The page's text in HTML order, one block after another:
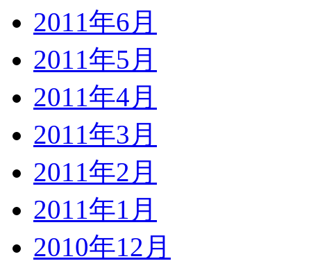
2011年6月
2011年5月
2011年4月
2011年3月
2011年2月
2011年1月
2010年12月